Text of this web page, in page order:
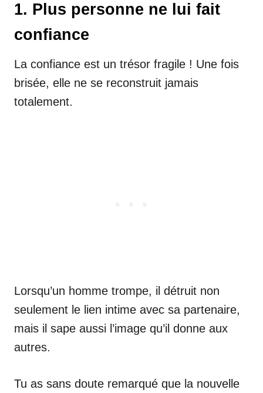
1. Plus personne ne lui fait
confiance
La confiance est un trésor fragile ! Une fois
brisée, elle ne se reconstruit jamais
totalement.
Lorsqu’un homme trompe, il détruit non
seulement le lien intime avec sa partenaire,
mais il sape aussi l’image qu’il donne aux
autres.
Tu as sans doute remarqué que la nouvelle